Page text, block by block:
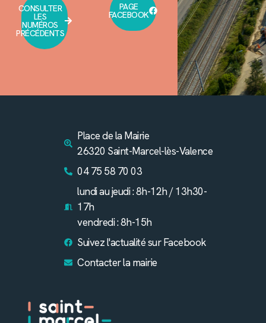
CONSULTER
LES
NUMÉROS
PRÉCÉDENTS
PAGE
FACEBOOK
Place de la Mairie
26320 Saint-Marcel-lès-Valence
04 75 58 70 03
lundi au jeudi : 8h-12h / 13h30-
17h
vendredi : 8h-15h
Suivez l'actualité sur Facebook
Contacter la mairie